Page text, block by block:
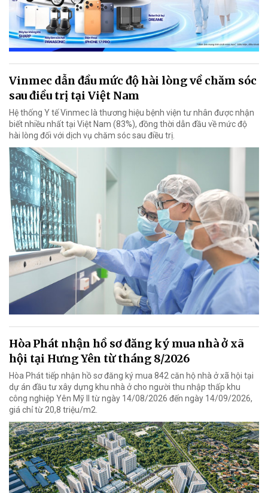
Vinmec dẫn đầu mức độ hài lòng về chăm sóc
sau điều trị tại Việt Nam
Hệ thống Y tế Vinmec là thương hiệu bệnh viện tư nhân được nhận
biết nhiều nhất tại Việt Nam (83%), đồng thời dẫn đầu về mức độ
hài lòng đối với dịch vụ chăm sóc sau điều trị.
Hòa Phát nhận hồ sơ đăng ký mua nhà ở xã
hội tại Hưng Yên từ tháng 8/2026
Hòa Phát tiếp nhận hồ sơ đăng ký mua 842 căn hộ nhà ở xã hội tại
dự án đầu tư xây dựng khu nhà ở cho người thu nhập thấp khu
công nghiệp Yên Mỹ II từ ngày 14/08/2026 đến ngày 14/09/2026,
giá chỉ từ 20,8 triệu/m2.